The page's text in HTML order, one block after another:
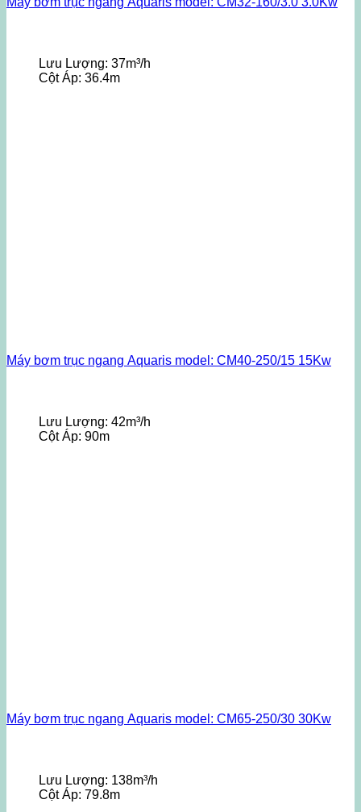
Lưu Lượng: 37m³/h
Cột Áp: 36.4m
Máy bơm trục ngang Aquaris model: CM40-250/15 15Kw
Lưu Lượng: 42m³/h
Cột Áp: 90m
Máy bơm trục ngang Aquaris model: CM65-250/30 30Kw
Lưu Lượng: 138m³/h
Cột Áp: 79.8m